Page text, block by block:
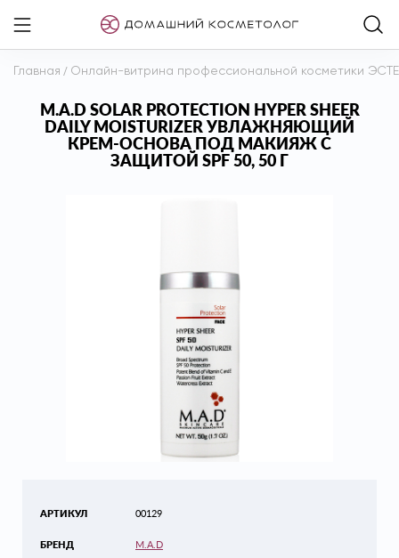
Главная / Онлайн-витрина профессиональной косметики
M.A.D SOLAR PROTECTION HYPER SHEER
DAILY MOISTURIZER УВЛАЖНЯЮЩИЙ
КРЕМ-ОСНОВА ПОД МАКИЯЖ С
ЗАЩИТОЙ SPF 50, 50 Г
АРТИКУЛ
БРЕНД
00129
M.A.D